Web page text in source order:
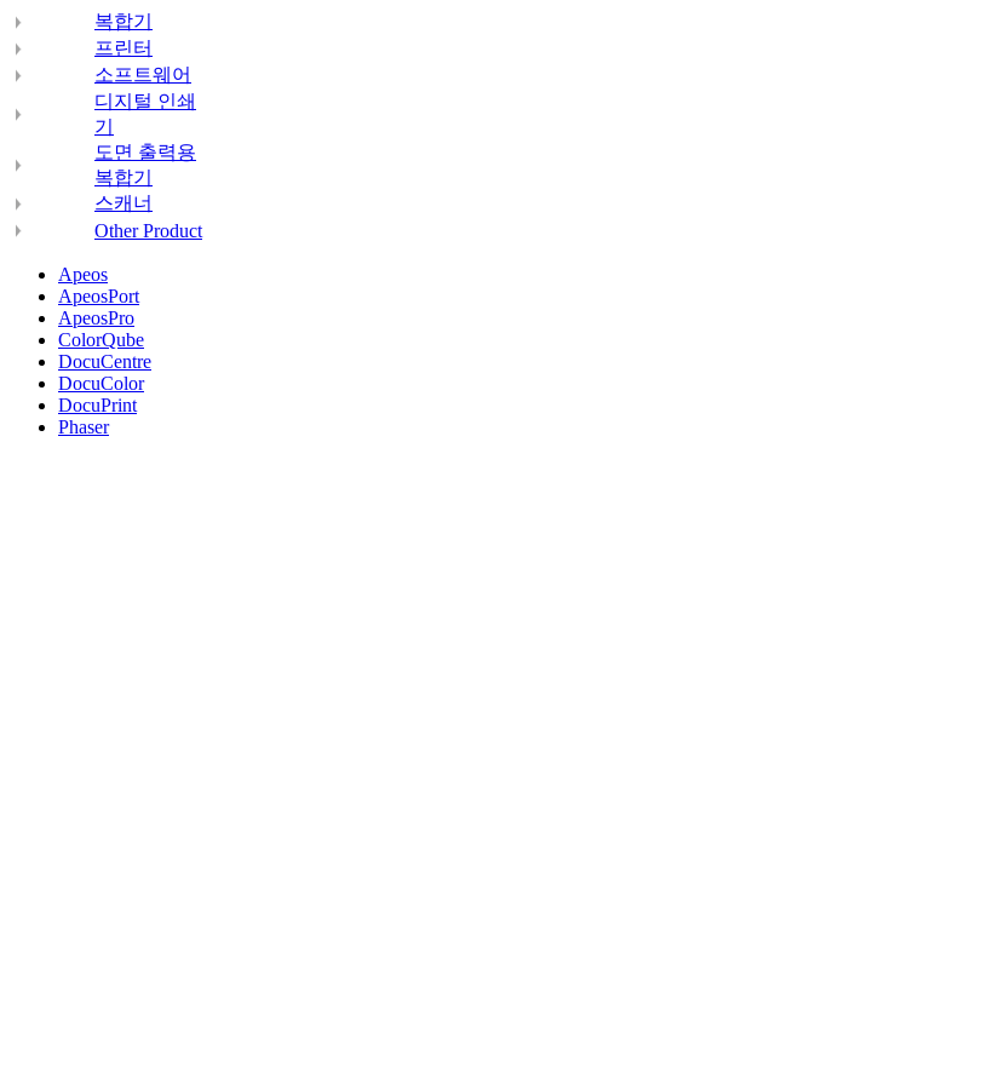
복합기
프린터
소프트웨어
디지털 인쇄
기
도면 출력용
복합기
스캐너
Other Product
Apeos
ApeosPort
ApeosPro
ColorQube
DocuCentre
DocuColor
DocuPrint
Phaser